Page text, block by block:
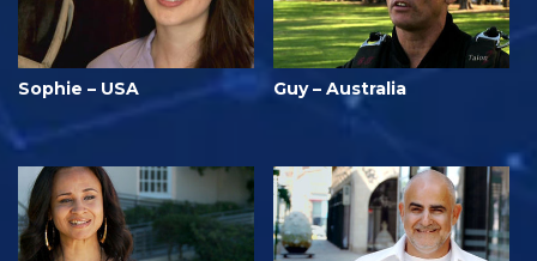
Sophie – USA Guy – Australia